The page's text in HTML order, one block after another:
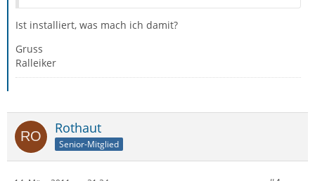
Ist installiert, was mach ich damit?
Gruss
Ralleiker
Rothaut
Senior-Mitglied